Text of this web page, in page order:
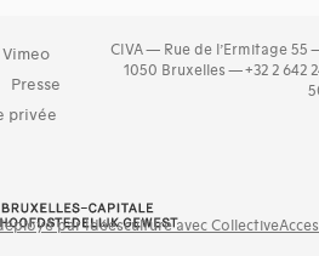
Vimeo
Presse
privée
CIVA — Rue de l’Ermitage 55
1050 Bruxelles — +32 2 642
par Idéesculture avec